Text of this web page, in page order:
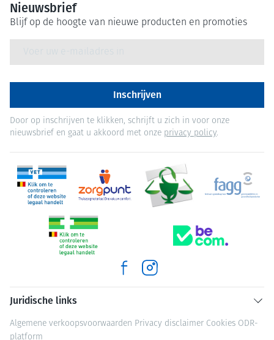
Nieuwsbrief
Blijf op de hoogte van nieuwe producten en promoties
Inschrijven
Door op inschrijven te klikken, schrijft u zich in voor onze
nieuwsbrief en gaat u akkoord met onze privacy policy.
Juridische links
Algemene verkoopsvoorwaarden Privacy disclaimer Cookies ODR-
platform